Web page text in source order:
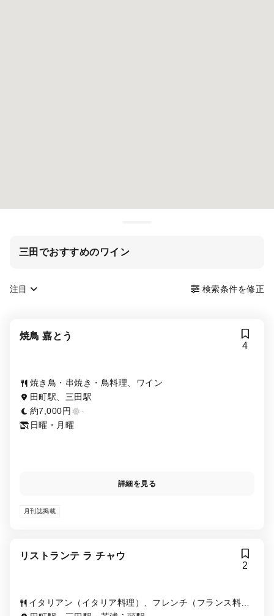
三田でおすすめのワイン
注目 検索条件を修正
焼鳥 嘉とう
4
焼き鳥・串焼き・鳥料理、ワイン
田町駅、三田駅
約7,000円
-
日曜・月曜
詳細を見る
月刊誌掲載
リストランテ ラ チャウ
2
イタリアン（イタリア料理）、フレンチ（フランス料